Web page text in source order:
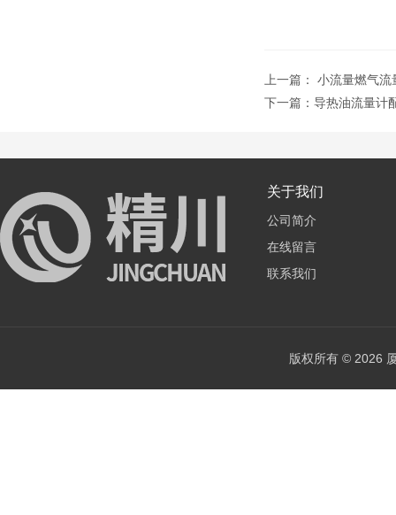
上一篇： 小流量燃气流
下一篇： 导热油流量计
关于我们
公司简介
在线留言
联系我们
版权所有 © 2026